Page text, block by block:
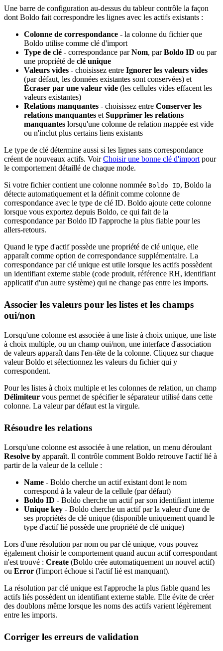
Une barre de configuration au-dessus du tableur contrôle la façon
dont Boldo fait correspondre les lignes avec les actifs existants :
Colonne de correspondance - la colonne du fichier que
Boldo utilise comme clé d'import
Type de clé - correspondance parNom, parBoldo ID ou par
une propriété de clé unique
Valeurs vides - choisissez entre Ignorer les valeurs vides
(par défaut, les données existantes sont conservées) et
Écraser par une valeur vide (les cellules vides effacent les
valeurs existantes)
Relations manquantes - choisissez entre Conserver les
relations manquantes et Supprimer les relations
manquantes lorsqu'une colonne de relation mappée est vide
ou n'inclut plus certains liens existants
Le type de clé détermine aussi si les lignes sans correspondance
créent de nouveaux actifs. VoirChoisir une bonne clé d'import pour
le comportement détaillé de chaque mode.
Si votre fichier contient une colonne nommée Boldo ID, Boldo la
détecte automatiquement et la définit comme colonne de
correspondance avec le type de clé ID. Boldo ajoute cette colonne
lorsque vous exportez depuis Boldo, ce qui fait de la
correspondance par Boldo ID l'approche la plus fiable pour les
allers-retours.
Quand le type d'actif possède une propriété de clé unique, elle
apparaît comme option de correspondance supplémentaire. La
correspondance par clé unique est utile lorsque les actifs possèdent
un identifiant externe stable (code produit, référence RH, identifiant
applicatif d'un autre système) qui ne change pas entre les imports.
Associer les valeurs pour les listes et les champs
oui/non
Lorsqu'une colonne est associée à une liste à choix unique, une liste
à choix multiple, ou un champ oui/non, une interface d'association
de valeurs apparaît dans l'en-tête de la colonne. Cliquez sur chaque
valeur Boldo et sélectionnez les valeurs du fichier qui y
correspondent.
Pour les listes à choix multiple et les colonnes de relation, un champ
Délimiteur vous permet de spécifier le séparateur utilisé dans cette
colonne. La valeur par défaut est la virgule.
Résoudre les relations
Lorsqu'une colonne est associée à une relation, un menu déroulant
Resolve by apparaît. Il contrôle comment Boldo retrouve l'actif lié à
partir de la valeur de la cellule :
Name - Boldo cherche un actif existant dont le nom
correspond à la valeur de la cellule (par défaut)
Boldo ID - Boldo cherche un actif par son identifiant interne
Unique key - Boldo cherche un actif par la valeur d'une de
ses propriétés de clé unique (disponible uniquement quand le
type d'actif lié possède une propriété de clé unique)
Lors d'une résolution par nom ou par clé unique, vous pouvez
également choisir le comportement quand aucun actif correspondant
n'est trouvé : Create (Boldo crée automatiquement un nouvel actif)
ou Error (l'import échoue si l'actif lié est manquant).
La résolution par clé unique est l'approche la plus fiable quand les
actifs liés possèdent un identifiant externe stable. Elle évite de créer
des doublons même lorsque les noms des actifs varient légèrement
entre les imports.
Corriger les erreurs de validation